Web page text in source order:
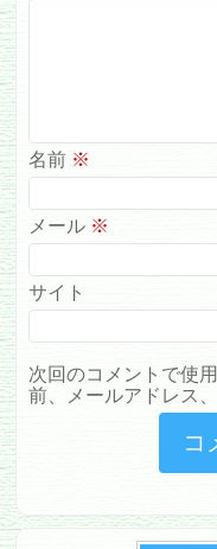
名前 ※
メール ※
サイト
次回のコメントで使
前、メールアドレス